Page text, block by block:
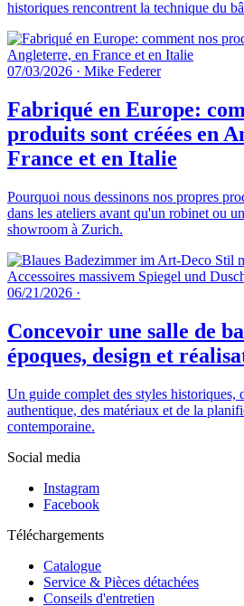
historiques rencontrent la technique du
07/03/2026 · Mike Federer
Fabriqué en Europe:
produits sont créées en
France et en Italie
Pourquoi nous dessinons nos propres
dans les ateliers avant qu'un robinet ou
showroom à Zurich.
06/21/2026 ·
Concevoir une salle de
époques, design et
Un guide complet des styles historiques,
authentique, des matériaux et de la
contemporaine.
Social media
Instagram
Facebook
Téléchargements
Catalogue
Service & Pièces détachées
Conseils d'entretien